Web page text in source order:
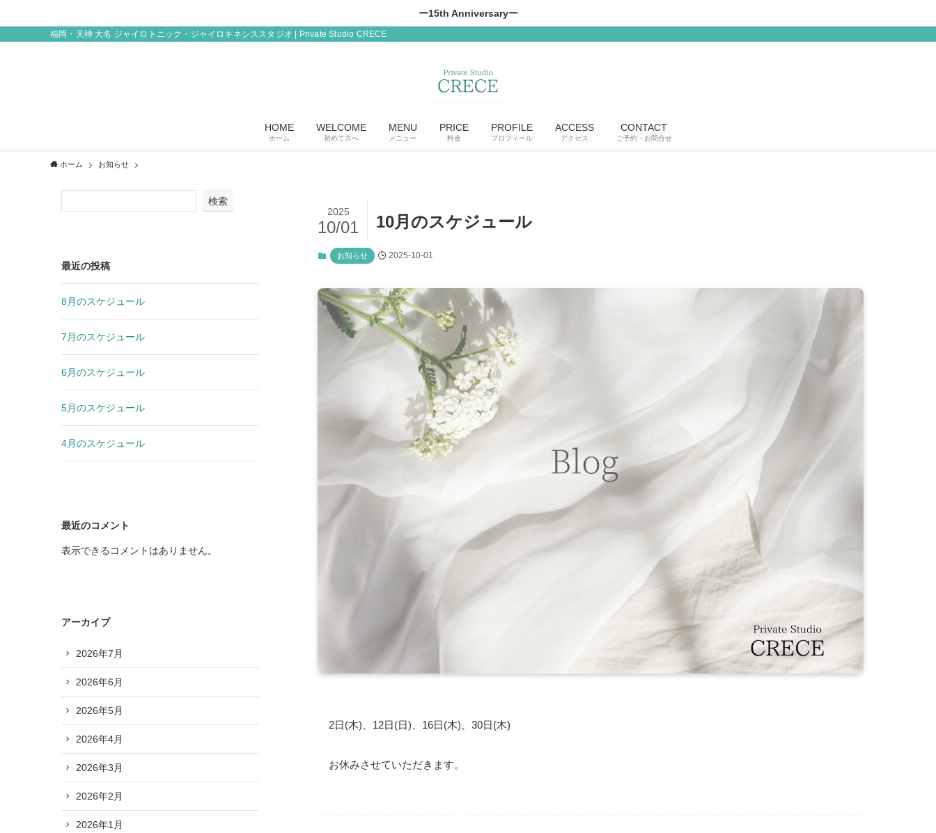
ー15th Anniversaryー
福岡・天神 大名 ジャイロトニック・ジャイロキネシススタジオ | Private Studio CRECE
HOME
ホーム
WELCOME
初めて方へ
MENU
メニュー
PRICE
料金
PROFILE
プロフィール
ACCESS
アクセス
CONTACT
ご予約・お問合せ
ホーム お知らせ
10月のスケジュール
2025
10/01
お知らせ 2025-10-01
2日(木)、12日(日)、16日(木)、30日(木)
お休みさせていただきます。
検索
最近の投稿
8月のスケジュール
7月のスケジュール
6月のスケジュール
5月のスケジュール
4月のスケジュール
最近のコメント
表示できるコメントはありません。
アーカイブ
2026年7月
2026年6月
2026年5月
2026年4月
2026年3月
2026年2月
2026年1月